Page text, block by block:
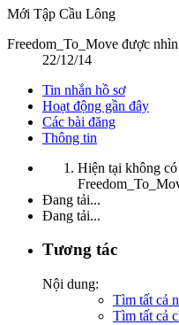
Mới Tập Cầu Lông
Freedom_To_Move được
22/12/14
Tin nhắn hồ sơ
Hoạt động gần đây
Các bài đăng
Thông tin
Hiện tại không
Đang tải...
Đang tải...
Tương tác
Nội dung:
Tìm tất cả
Tìm tất cả